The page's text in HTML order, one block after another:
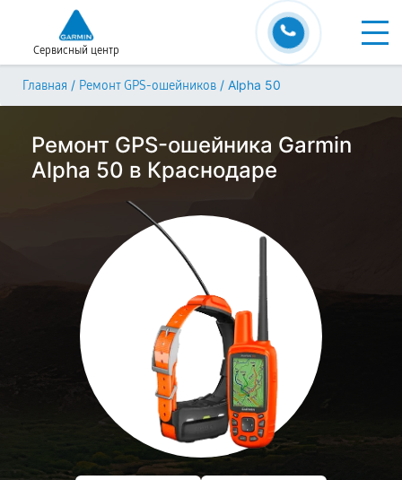
Сервисный центр
Главная / Ремонт GPS-ошейников / Alpha 50
Ремонт GPS-ошейника Garmin
Alpha 50 в Краснодаре